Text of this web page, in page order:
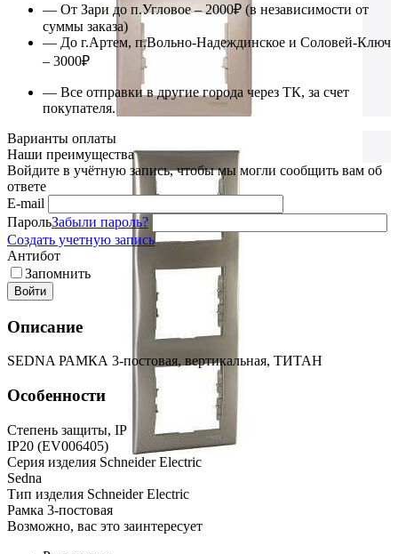
— От Зари до п.Угловое – 2000₽ (в независимости от
суммы заказа)
— До г.Артем, п.Вольно-Надеждинское и Соловей-Ключ
– 3000₽
— Все отправки в другие города через ТК, за счет
покупателя.
Варианты оплаты
Наши преимущества
Войдите в учётную запись, чтобы мы могли сообщить вам об
ответе
E-mail
ПарольЗабыли пароль?
Создать учетную запись
Антибот
Запомнить
Войти
Описание
SEDNA РАМКА 3-постовая, вертикальная, ТИТАН
Особенности
Степень защиты, IP
IP20 (EV006405)
Серия изделия Schneider Electric
Sedna
Тип изделия Schneider Electric
Рамка 3-постовая
Возможно, вас это заинтересует